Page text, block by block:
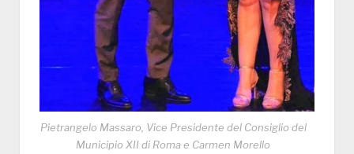
Pietrangelo Massaro, Vice Presidente del Consiglio del
Municipio XII di Roma e Carmen Morello